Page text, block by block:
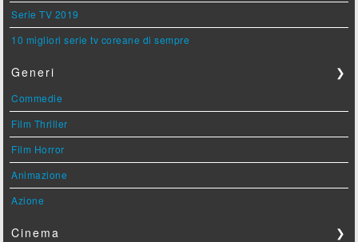
Serie TV 2019
10 migliori serie tv coreane di sempre
Generi ❯
Commedie
Film Thriller
Film Horror
Animazione
Azione
Cinema ❯